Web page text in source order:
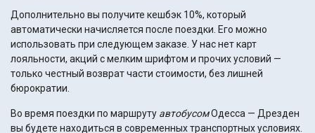
Дополнительно вы получите кешбэк 10%, который
автоматически начисляется после поездки. Его можно
использовать при следующем заказе. У нас нет карт
лояльности, акций с мелким шрифтом и прочих условий —
только честный возврат части стоимости, без лишней
бюрократии.
Во время поездки по маршруту автобусомОдесса — Дрезден
вы будете находиться в современных транспортных условиях.